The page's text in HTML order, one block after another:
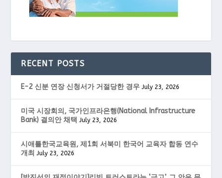
RECENT POSTS
E-2 신분 연장 신청서가 거절당한 경우 July 23, 2026
미국 시장회의, 국가인프라은행(National Infrastructure
Bank) 결의안 채택 July 23, 2026
시애틀한국교육원, 제1회 서북미 한국어 교육자 합동 연수
개최 July 23, 2026